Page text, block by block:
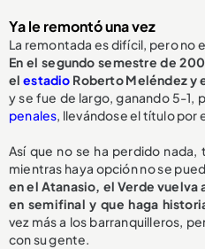
Ya le remontó una vez
La remontada es difícil, pero no
En el segundo semestre de
elestadio Roberto Meléndez y
y se fue de largo, ganando 5-1,
penales, llevándose el título por
Así que no se ha perdido nada,
mientras haya opción no se
en el Atanasio, el Verde vuelva
en semifinal y que haga
vez más a los barranquilleros,
con su gente.